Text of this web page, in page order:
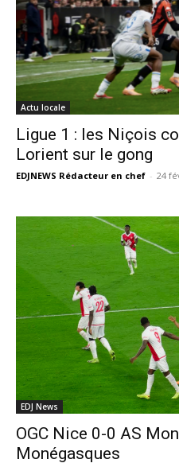
Actu locale
Ligue 1 : les Niçois
Lorient sur le gong
EDJNEWS Rédacteur en chef - 24
EDJ News
OGC Nice 0-0 AS
Monégasques